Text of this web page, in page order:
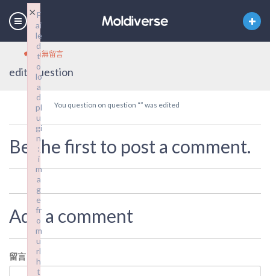
尚無留言
edit_question
You question on question “” was edited
Be the first to post a comment.
Add a comment
留言
F
ai
le
d
t
o
lo
a
d
pl
u
gi
n
:
i
m
a
g
e
fr
o
m
u
rl
h
t
×